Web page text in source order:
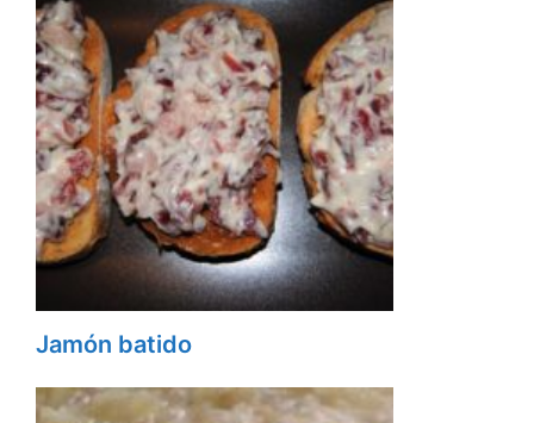
Jamón batido